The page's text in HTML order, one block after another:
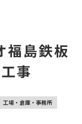
福島鉄板
事
工場・倉庫・事務所